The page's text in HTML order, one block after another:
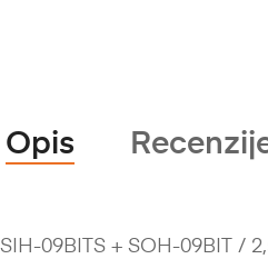
Opis
09BITS + SOH-09BIT /